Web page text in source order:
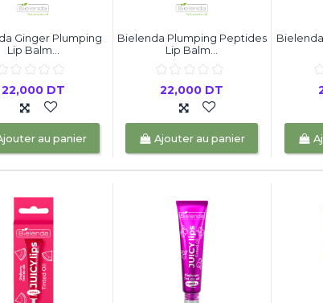
Ginger Plumping
Lip Balm...
22,000 DT
au panier
Bielenda Plumping Peptides
Lip Balm...
22,000 DT
Ajouter au panier